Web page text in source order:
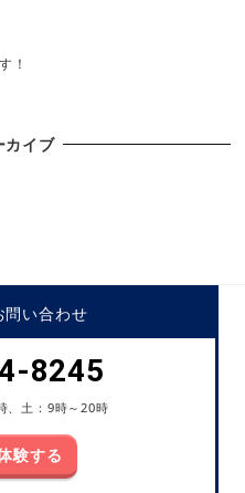
！
カイブ
問い合わせ
8245
、土：9時～20時
験する